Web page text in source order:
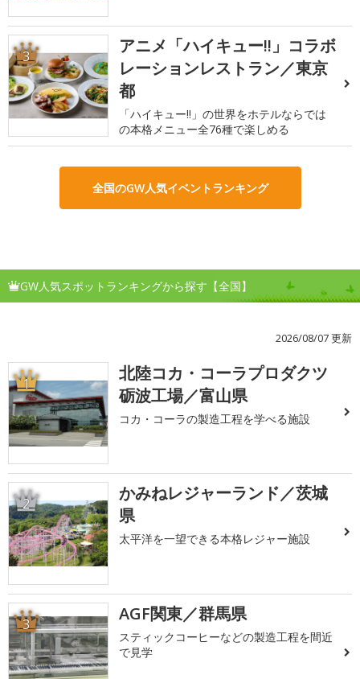
3
アニメ「ハイキュー!!」コラボ
レーションレストラン／東京
都
「ハイキュー!!」の世界をホテルならでは
の本格メニュー全76種で楽しめる
全国のGW人気イベントランキング
GW人気スポットランキングから探す【全国】
2026/08/07 更新
1
北陸コカ・コーラプロダクツ
砺波工場／富山県
コカ・コーラの製造工程を学べる施設
2
かみねレジャーランド／茨城
県
太平洋を一望できる本格レジャー施設
3 AGF関東／群馬県
スティックコーヒーなどの製造工程を間近
で見学